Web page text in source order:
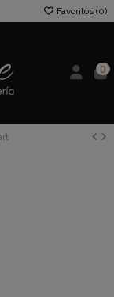
Favoritos (0)
0